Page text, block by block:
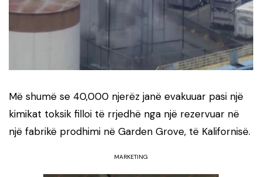
Më shumë se 40,000 njerëz janë evakuuar pasi një
kimikat toksik filloi të rrjedhë nga një rezervuar në
një fabrikë prodhimi në Garden Grove, të Kalifornisë.
MARKETING